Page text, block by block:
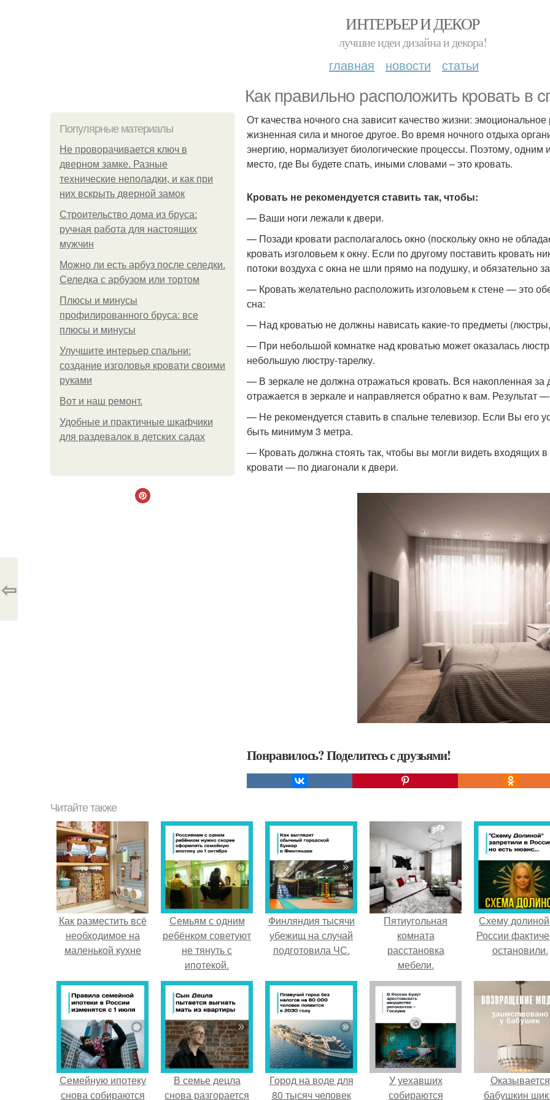
ИНТЕРЬЕР И ДЕКОР
лучшие идеи дизайна и декора!
главная новости статьи
Как правильно расположить кровать в
Популярные материалы
Не проворачивается ключ в
дверном замке. Разные
технические неполадки, и как при
них вскрыть дверной замок
Строительство дома из бруса:
ручная работа для настоящих
мужчин
Можно ли есть арбуз после селедки.
Селедка с арбузом или тортом
Плюсы и минусы
профилированного бруса: все
плюсы и минусы
Улучшите интерьер спальни:
создание изголовья кровати своими
руками
Boт и наш ремoнт.
Удобные и практичные шкафчики
для раздевалок в детских садах
От качества ночного сна зависит качество жизни:
жизненная сила и многое другое. Во время ночного отдыха
энергию, нормализует биологические процессы. Поэтому, одним
место, где Вы будете спать, иными словами – это кровать.
Кровать не рекомендуется ставить так, чтобы:
— Ваши ноги лежали к двери.
— Позади кровати располагалось окно (поскольку окно не
кровать изголовьем к окну. Если по другому поставить кровать
потоки воздуха с окна не шли прямо на подушку, и обязательно
— Кровать желательно расположить изголовьем к стене — это
сна:
— Над кроватью не должны нависать какие-то предметы
— При небольшой комнатке над кроватью может оказалась
небольшую люстру-тарелку.
— В зеркале не должна отражаться кровать. Вся накопленная за
отражается в зеркале и направляется обратно к вам.
— Не рекомендуется ставить в спальне телевизор. Если Вы его
быть минимум 3 метра.
— Кровать должна стоять так, чтобы вы могли видеть
кровати — по диагонали к двери.
Понравилось? Поделитесь с друзьями!
⇦
Читайте также
Как разместить всё
необходимое на
маленькой кухне
Семьям с одним
ребёнком советуют
не тянуть с
ипотекой.
Финляндия тысячи
убежищ на случай
подготовила ЧС.
Пятиугольная
комната
расстановка
мебели.
Нестандартные
решения
Схему
России
остановили.
Семейную ипотеку
снова собираются
В семье децла
снова разгорается
Город на воде для
80 тысяч человек
У уехавших
собираются
Оказывается
бабушкин